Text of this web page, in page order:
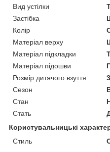
Вид устілки
Застібка
Колір
Матеріал верху
Матеріал підкладки
Матеріал підошви
Розмір дитячого взуття
Сезон
Стан
Стать
Користувальницькі
Стиль